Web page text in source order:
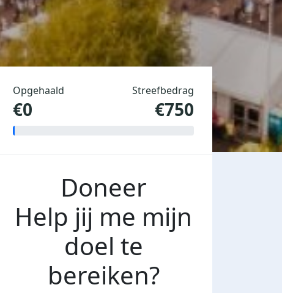
Opgehaald
€0
Streefbedrag
€750
Doneer
Help jij me mijn
doel te
bereiken?